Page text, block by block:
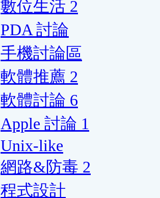
數位生活 2
PDA 討論
手機討論區
軟體推薦 2
軟體討論 6
Apple 討論 1
Unix-like
網路&防毒 2
程式設計